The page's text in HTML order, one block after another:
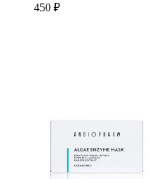
450 ₽